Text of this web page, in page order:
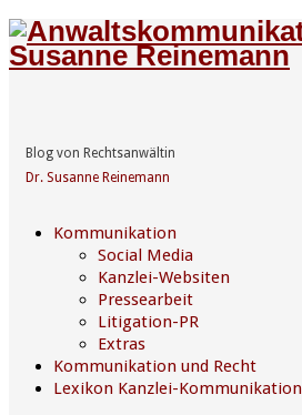
Blog von Rechtsanwältin
Dr. Susanne Reinemann
Kommunikation
Social Media
Kanzlei-Websiten
Pressearbeit
Litigation-PR
Extras
Kommunikation und Recht
Lexikon Kanzlei-Kommunikation